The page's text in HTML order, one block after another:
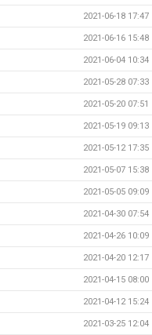
2021-06-18 17:47
2021-06-16 15:48
2021-06-04 10:34
2021-05-28 07:33
2021-05-20 07:51
2021-05-19 09:13
2021-05-12 17:35
2021-05-07 15:38
2021-05-05 09:09
2021-04-30 07:54
2021-04-26 10:09
2021-04-20 12:17
2021-04-15 08:00
2021-04-12 15:24
2021-03-25 12:04